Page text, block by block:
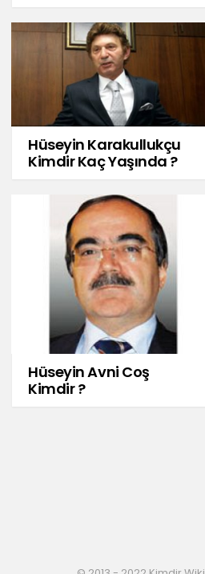
Hüseyin Karakullukçu
Kimdir Kaç Yaşında ?
Hüseyin Avni Coş
Kimdir ?